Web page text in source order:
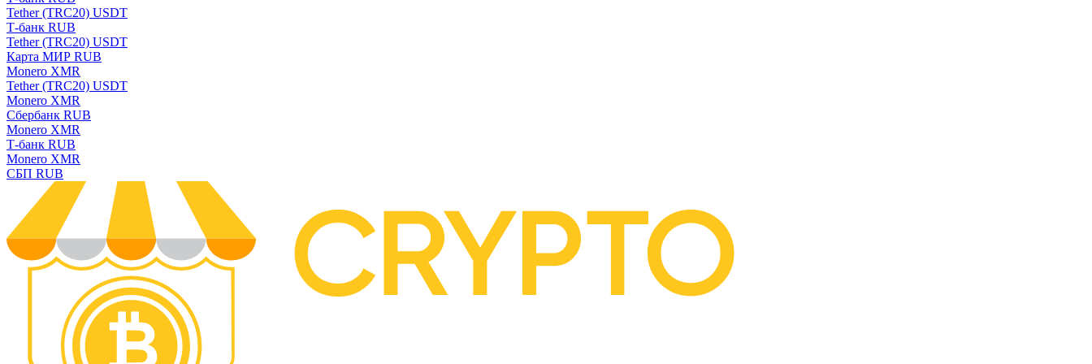
Tether (TRC20) USDT
Т-банк RUB
Tether (TRC20) USDT
Карта МИР RUB
Monero XMR
Tether (TRC20) USDT
Monero XMR
Сбербанк RUB
Monero XMR
Т-банк RUB
Monero XMR
СБП RUB